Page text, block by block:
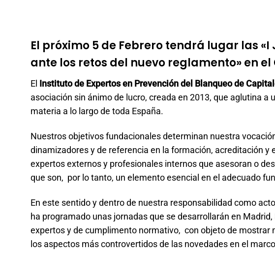
El próximo 5 de Febrero tendrá lugar las
ante los retos del nuevo reglamento» en
El Instituto de Expertos en Prevención del Blanqueo de
asociación sin ánimo de lucro, creada en 2013, que aglutina
materia a lo largo de toda España.
Nuestros objetivos fundacionales determinan nuestra
dinamizadores y de referencia en la formación, acreditación
expertos externos y profesionales internos que asesoran o
que son, por lo tanto, un elemento esencial en el adecuado
En este sentido y dentro de nuestra responsabilidad como
ha programado unas jornadas que se desarrollarán en
expertos y de cumplimento normativo, con objeto de
los aspectos más controvertidos de las novedades en el